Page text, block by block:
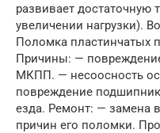
развивает достаточную
увеличении нагрузки).
Поломка пластинчатых
Причины: —
МКПП. — несоосность
повреждение
езда. Ремонт: — замена
причин его поломки.